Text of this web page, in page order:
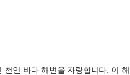
연 바다 해변을 자랑합니다. 이 해